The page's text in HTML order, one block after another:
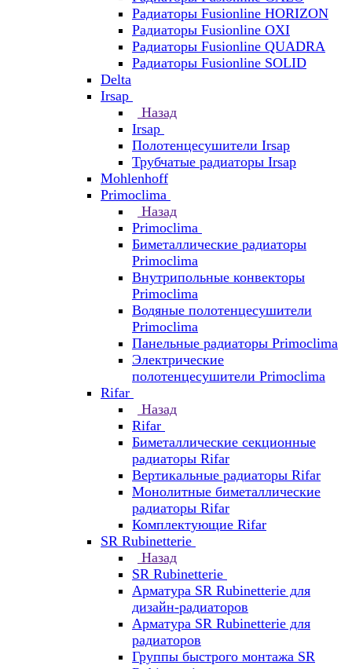
Радиаторы Fusionline HORIZON
Радиаторы Fusionline OXI
Радиаторы Fusionline QUADRA
Радиаторы Fusionline SOLID
Delta
Irsap
Назад
Irsap
Полотенцесушители Irsap
Трубчатые радиаторы Irsap
Mohlenhoff
Primoclima
Назад
Primoclima
Биметаллические радиаторы
Primoclima
Внутрипольные конвекторы
Primoclima
Водяные полотенцесушители
Primoclima
Панельные радиаторы Primoclima
Электрические
полотенцесушители Primoclima
Rifar
Назад
Rifar
Биметаллические секционные
радиаторы Rifar
Вертикальные радиаторы Rifar
Монолитные биметаллические
радиаторы Rifar
Комплектующие Rifar
SR Rubinetterie
Назад
SR Rubinetterie
Арматура SR Rubinetterie для
дизайн-радиаторов
Арматура SR Rubinetterie для
радиаторов
Группы быстрого монтажа SR